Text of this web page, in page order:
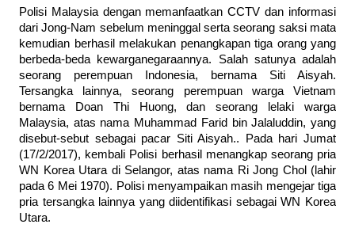
Polisi Malaysia dengan memanfaatkan CCTV dan informasi
dari Jong-Nam sebelum meninggal serta seorang saksi mata
kemudian berhasil melakukan penangkapan tiga orang yang
berbeda-beda kewarganegaraannya. Salah satunya adalah
seorang perempuan Indonesia, bernama Siti Aisyah.
Tersangka lainnya, seorang perempuan warga Vietnam
bernama Doan Thi Huong, dan seorang lelaki warga
Malaysia, atas nama Muhammad Farid bin Jalaluddin, yang
disebut-sebut sebagai pacar Siti Aisyah.. Pada hari Jumat
(17/2/2017), kembali Polisi berhasil menangkap seorang pria
WN Korea Utara di Selangor, atas nama Ri Jong Chol (lahir
pada 6 Mei 1970). Polisi menyampaikan masih mengejar tiga
pria tersangka lainnya yang diidentifikasi sebagai WN Korea
Utara.